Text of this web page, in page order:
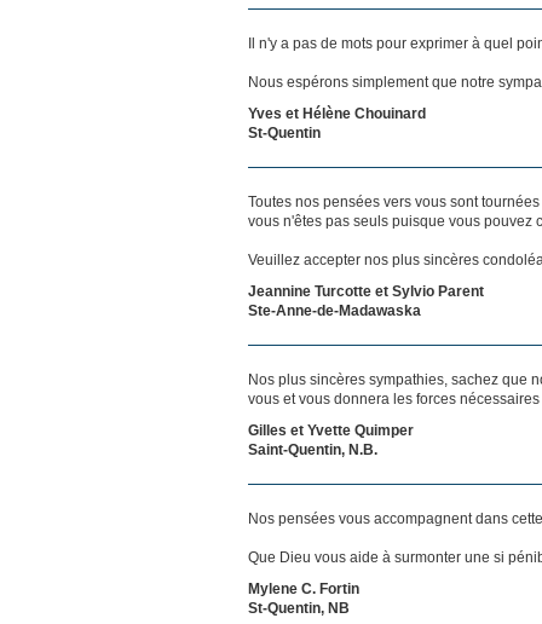
Il n'y a pas de mots pour exprimer à quel
Nous espérons simplement que notre
Yves et Hélène Chouinard
St-Quentin
Toutes nos pensées vers vous sont
vous n'êtes pas seuls puisque vous pouvez
Veuillez accepter nos plus sincères
Jeannine Turcotte et Sylvio Parent
Ste-Anne-de-Madawaska
Nos plus sincères sympathies, sachez que
vous et vous donnera les forces
Gilles et Yvette Quimper
Saint-Quentin, N.B.
Nos pensées vous accompagnent dans
Que Dieu vous aide à surmonter une si
Mylene C. Fortin
St-Quentin, NB